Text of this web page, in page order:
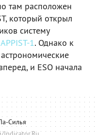
там расположен
который открыл
систему
1. Однако к
астрономические
и ESO начала
Силья